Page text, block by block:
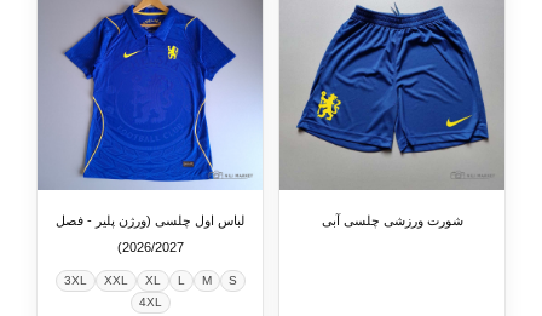
شورت ورزشی چلسی آبی
لباس اول چلسی (ورژن پلیر - فصل
2026/2027)
S
M
L
XL
XXL
3XL
4XL